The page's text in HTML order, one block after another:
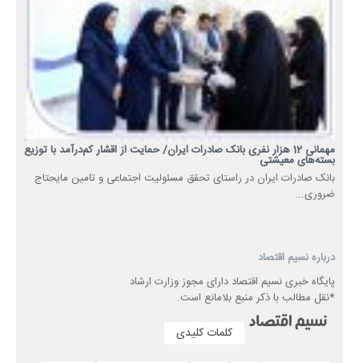
مهمانی 12 هزار نفری بانک صادرات ایران/ حمایت از اقشار کم‌درآمد با توزیع
بسته‌های معیشتی
​بانک صادرات ایران در راستای تحقق مسئولیت اجتماعی و تامین مایحتاج
ضروری...
درباره نسیم اقتصاد
پایگاه خبری نسیم اقتصاد دارای مجوز وزارت ارشاد
*نقل مطالب با ذکر منبع بلامانع است.
کلمات کلیدی